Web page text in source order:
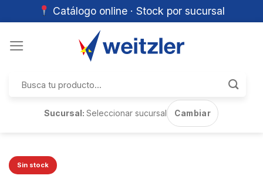
Catálogo online · Stock por sucursal
por:
Sucursal:Seleccionar sucursal Cambiar
Sin stock